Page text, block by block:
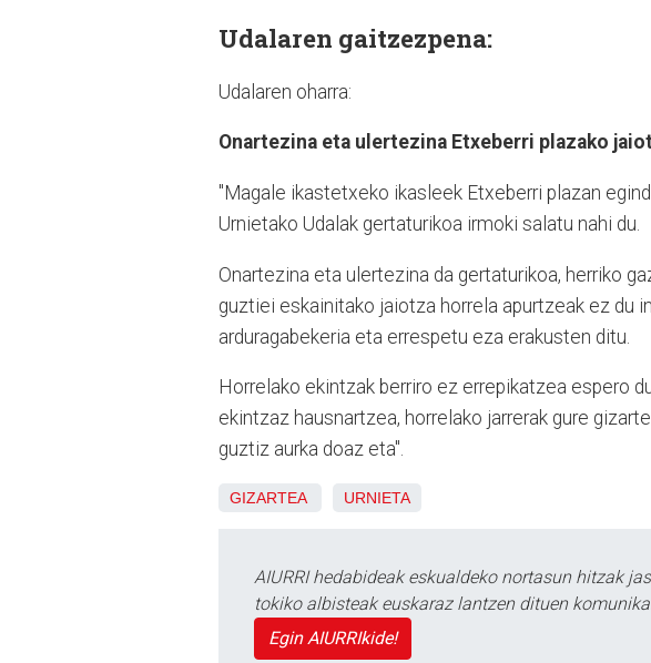
Udalaren gaitzezpena:
Udalaren oharra:
Onartezina eta ulertezina Etxeberri plazako
"Magale ikastetxeko ikasleek Etxeberri plazan
Urnietako Udalak gertaturikoa irmoki salatu nahi du.
Onartezina eta ulertezina da gertaturikoa, herriko
guztiei eskainitako jaiotza horrela apurtzeak ez du
arduragabekeria eta errespetu eza erakusten ditu.
Horrelako ekintzak berriro ez errepikatzea espero
ekintzaz hausnartzea, horrelako jarrerak gure
guztiz aurka doaz eta".
GIZARTEA URNIETA
AIURRI hedabideak eskualdeko nortasun hitzak
tokiko albisteak euskaraz lantzen dituen
Egin AIURRIkide!